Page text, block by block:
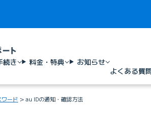
続き 料金・特典
お知らせ
よくある質
ード au IDの通知・確認方法